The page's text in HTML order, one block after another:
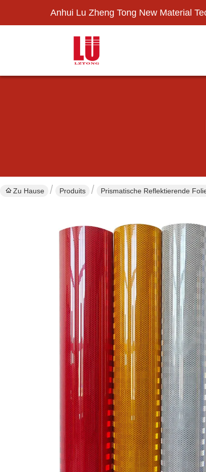
Anhui Lu Zheng Tong New Material
Zu Hause Produits Prismatische Reflektierende